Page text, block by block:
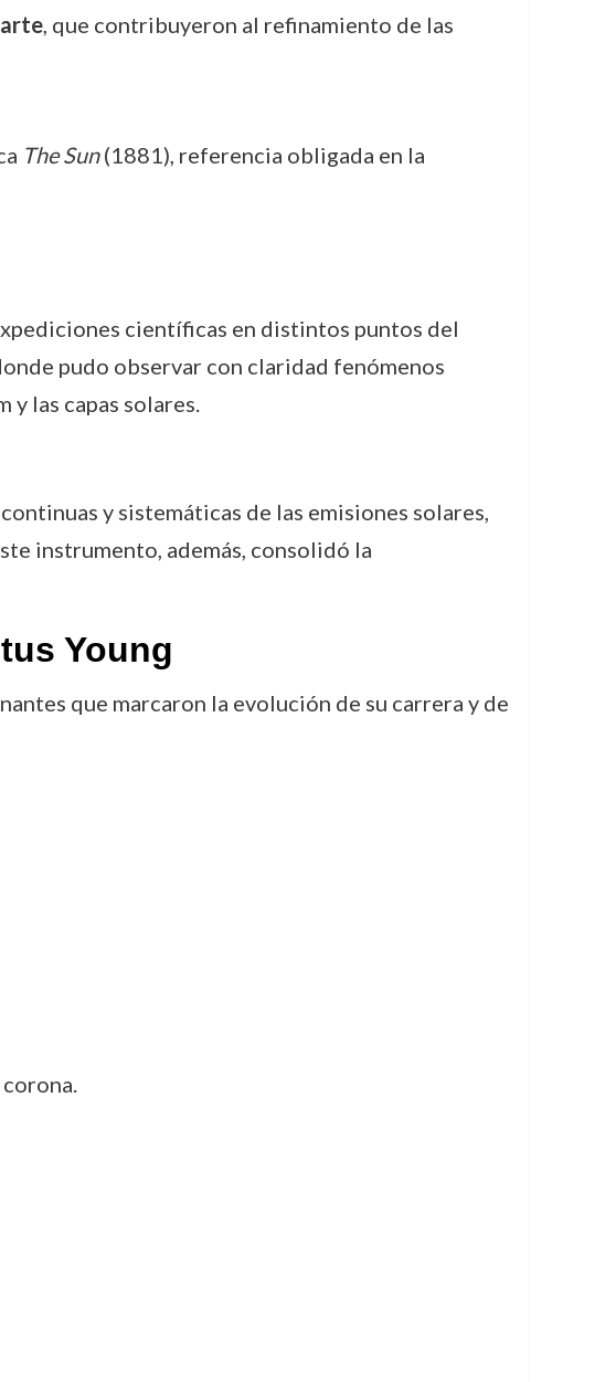
, que contribuyeron al refinamiento de las
The Sun(1881), referencia obligada en la
científicas en distintos puntos del
pudo observar con claridad fenómenos
las capas solares.
y sistemáticas de las emisiones solares,
instrumento, además, consolidó la
Young
que marcaron la evolución de su carrera y de